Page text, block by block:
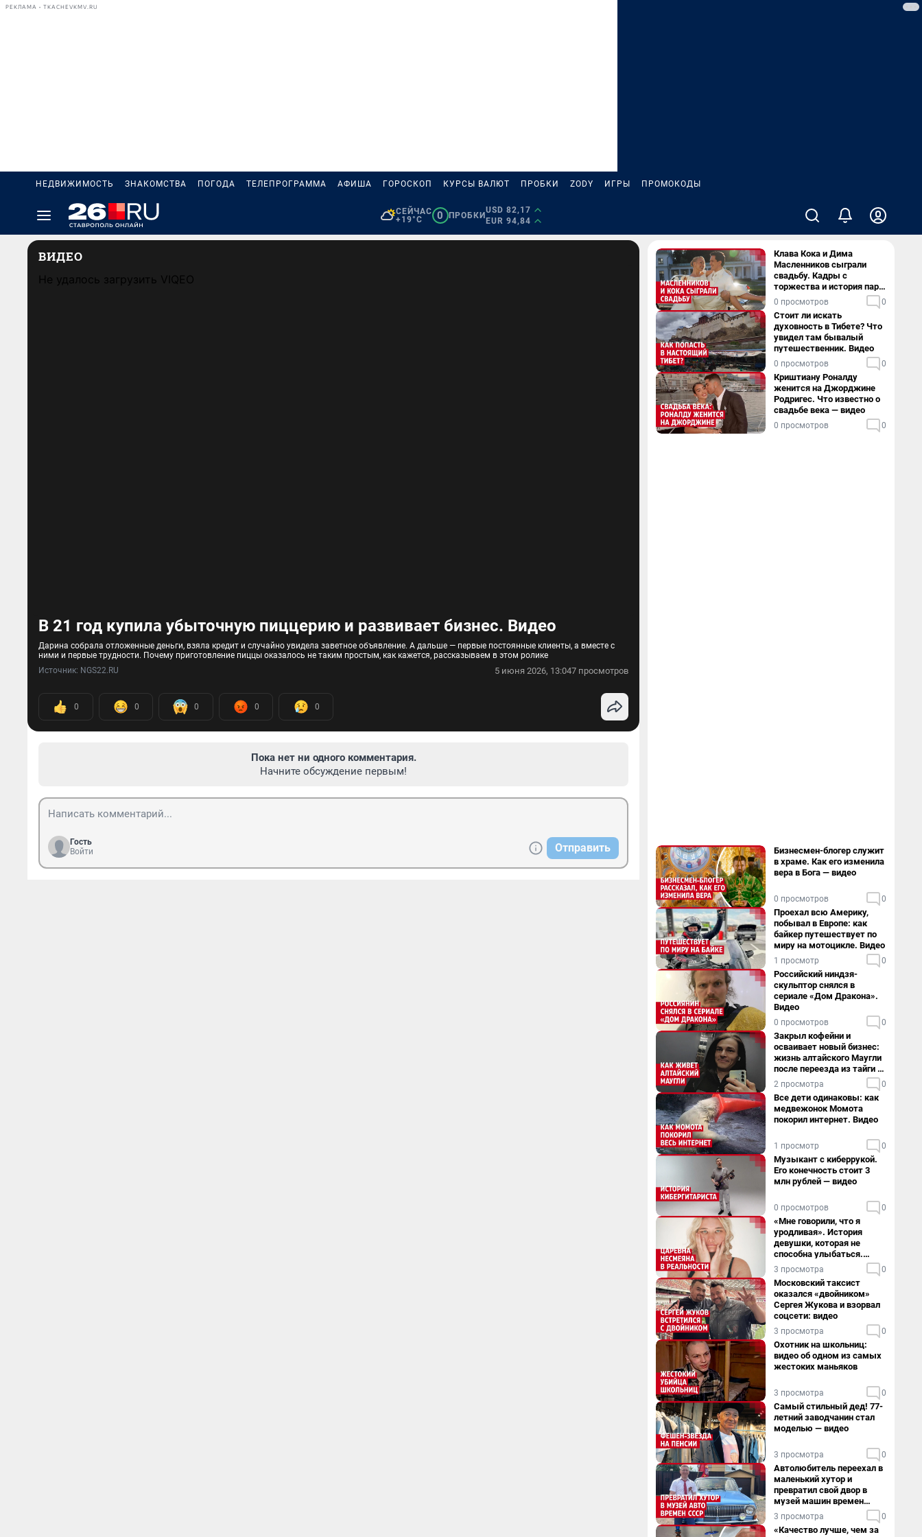
РЕКЛАМА • TKACHEVKMV.RU
НЕДВИЖИМОСТЬ ЗНАКОМСТВА ПОГОДА ТЕЛЕПРОГРАММА АФИША ГОРОСКОП КУРСЫ ВАЛЮТ ПРОБКИ ZODY ИГРЫ ПРОМОКОДЫ
СЕЙЧАС
+19°C
0 ПРОБКИ
USD 82,17
EUR 94,84
ВИДЕО
Не удалось загрузить VIQEO
В 21 год купила убыточную пиццерию и развивает бизнес. Видео
Дарина собрала отложенные деньги, взяла кредит и случайно увидела заветное объявление. А дальше — первые постоянные клиенты, а вместе с
ними и первые трудности. Почему приготовление пиццы оказалось не таким простым, как кажется, рассказываем в этом ролике
Источник: NGS22.RU 5 июня 2026, 13:047 просмотров
0 0 0 0 0
Пока нет ни одного комментария.
Начните обсуждение первым!
Гость
Войти
Отправить
Клава Кока и Дима
Масленников сыграли
свадьбу. Кадры с
торжества и история пары
— в видео
0 просмотров 0
Стоит ли искать
духовность в Тибете? Что
увидел там бывалый
путешественник. Видео
0 просмотров 0
Криштиану Роналду
женится на Джорджине
Родригес. Что известно о
свадьбе века — видео
0 просмотров 0
Бизнесмен-блогер служит
в храме. Как его изменила
вера в Бога — видео
0 просмотров 0
Проехал всю Америку,
побывал в Европе: как
байкер путешествует по
миру на мотоцикле. Видео
1 просмотр 0
Российский ниндзя-
скульптор снялся в
сериале «Дом Дракона».
Видео
0 просмотров 0
Закрыл кофейни и
осваивает новый бизнес:
жизнь алтайского Маугли
после переезда из тайги в
столицу
2 просмотра 0
Все дети одинаковы: как
медвежонок Момота
покорил интернет. Видео
1 просмотр 0
Музыкант с киберрукой.
Его конечность стоит 3
млн рублей — видео
0 просмотров 0
«Мне говорили, что я
уродливая». История
девушки, которая не
способна улыбаться.
Видео
3 просмотра 0
Московский таксист
оказался «двойником»
Сергея Жукова и взорвал
соцсети: видео
3 просмотра 0
Охотник на школьниц:
видео об одном из самых
жестоких маньяков
3 просмотра 0
Самый стильный дед! 77-
летний заводчанин стал
моделью — видео
3 просмотра 0
Автолюбитель переехал в
маленький хутор и
превратил свой двор в
музей машин времен
СССР. Видео
3 просмотра 0
«Качество лучше, чем за